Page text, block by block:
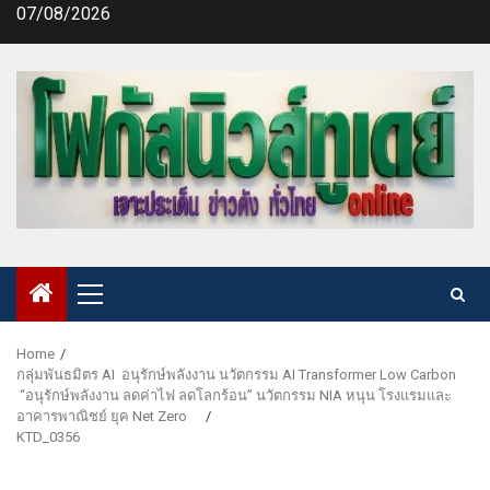
Skip07/08/2026
Primary
Menu
Home
กลุ่มพันธมิตร AI อนุรักษ์พลังงาน นวัตกรรม AI Transformer Low Carbon
“อนุรักษ์พลังงาน ลดค่าไฟ ลดโลกร้อน” นวัตกรรม NIA หนุน โรงแรมและ
อาคารพาณิชย์ ยุค Net Zero
KTD_0356